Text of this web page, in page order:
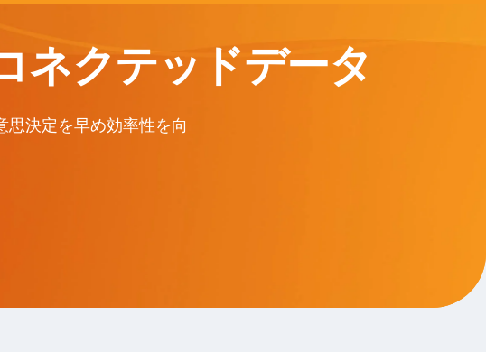
ネクテッドデータ
決定を早め効率性を向